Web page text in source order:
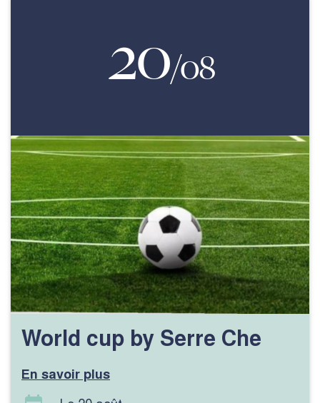
20/08
World cup by Serre Che
En savoir plus